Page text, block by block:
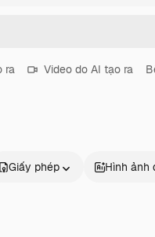
ra Video do AI tạo ra
Giấy phép Hình ảnh